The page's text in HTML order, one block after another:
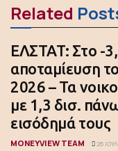
Related
ΕΛΣΤΑΤ: Στο -
αποταμίευση
2026 – Τα
με 1,3 δισ.
εισόδημά τους
MONEYVIEW TEAM 26